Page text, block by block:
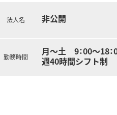
めベビーシッターサービス
業として「くるみん」認定を取
場環境と、ライフステージに
ら通勤できないエリアで就
ネジメントや経営企画、教
法人名 非公開
勤務時間
月～土 9：00～18：
週40時間シフト制